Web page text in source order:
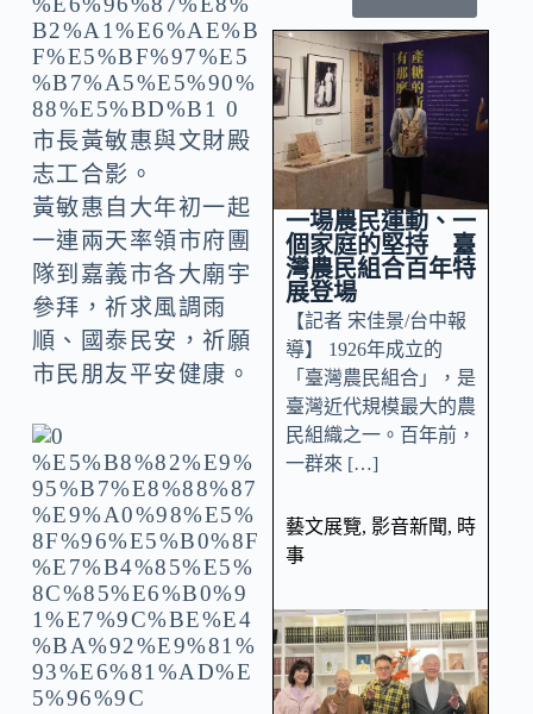
市長黃敏惠與文財殿
志工合影。
黃敏惠自大年初一起
一連兩天率領市府團
隊到嘉義市各大廟宇
參拜，祈求風調雨
順、國泰民安，祈願
市民朋友平安健康。
一場農民運動、一
個家庭的堅持 臺
灣農民組合百年特
展登場
【記者 宋佳景/台中報
導】 1926年成立的
「臺灣農民組合」，是
臺灣近代規模最大的農
民組織之一。百年前，
一群來 […]
藝文展覽, 影音新聞, 時
事